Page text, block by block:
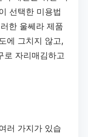
선택한 미용법
한 울쎄라 제품
에 그치지 않고,
로 자리매김하고
러 가지가 있습